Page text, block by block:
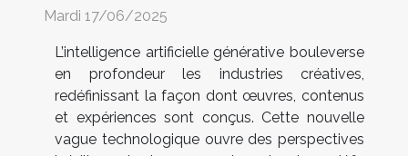
Mardi 17/06/2025
L’intelligence artificielle générative bouleverse
en profondeur les industries créatives,
redéfinissant la façon dont œuvres, contenus
et expériences sont conçus. Cette nouvelle
vague technologique ouvre des perspectives